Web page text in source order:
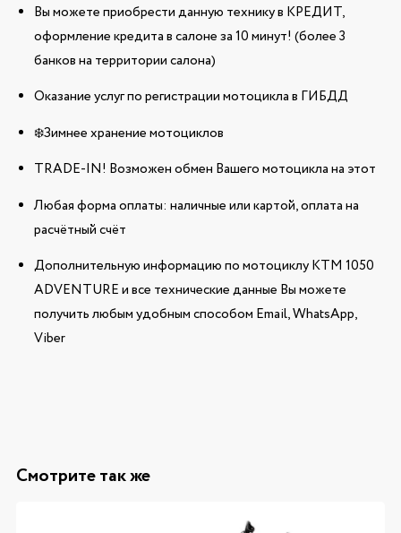
Вы можете приобрести данную технику в КРЕДИТ,
оформление кредита в салоне за 10 минут! (более 3
банков на территории салона)
Оказание услуг по регистрации мотоцикла в ГИБДД
❄️Зимнее хранение мотоциклов
TRADE-IN! Возможен обмен Вашего мотоцикла на этот
Любая форма оплаты: наличные или картой, оплата на
расчётный счёт
Дополнительную информацию по мотоциклу KTM 1050
ADVENTURE и все технические данные Вы можете
получить любым удобным способом Email, WhatsApp,
Viber
Смотрите так же